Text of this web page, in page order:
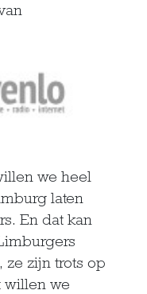
we heel
laten
En dat kan
zijn trots op
willen we